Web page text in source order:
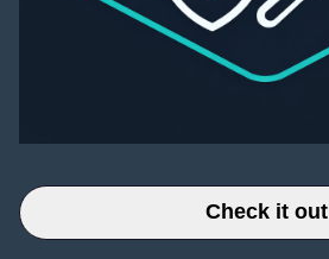
Check it out